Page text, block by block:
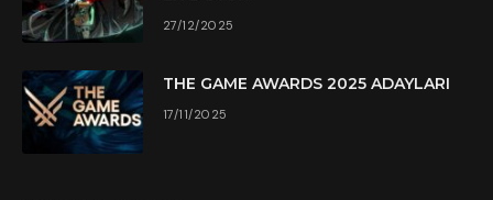
27/12/2025
THE GAME AWARDS 2025 ADAYLARI
17/11/2025